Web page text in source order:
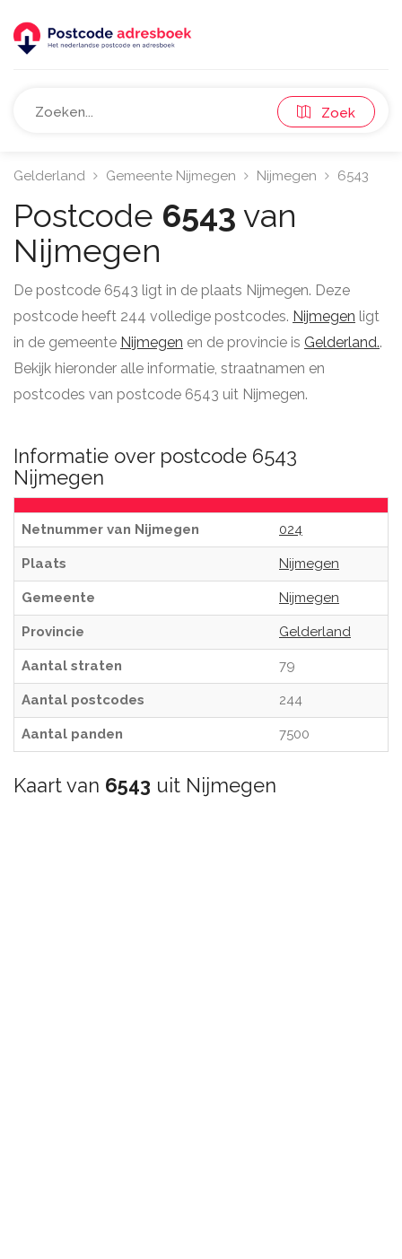
Zoek
Gelderland Gemeente Nijmegen Nijmegen 6543
Postcode 6543 van
Nijmegen
De postcode 6543 ligt in de plaats Nijmegen. Deze
postcode heeft 244 volledige postcodes. Nijmegen ligt
in de gemeente Nijmegen en de provincie is Gelderland..
Bekijk hieronder alle informatie, straatnamen en
postcodes van postcode 6543 uit Nijmegen.
Informatie over postcode 6543
Nijmegen
Netnummer van Nijmegen 024
Plaats Nijmegen
Gemeente Nijmegen
Provincie Gelderland
Aantal straten 79
Aantal postcodes 244
Aantal panden 7500
Kaart van 6543 uit Nijmegen